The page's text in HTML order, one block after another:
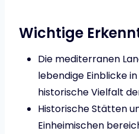
Wichtige
Die mediterranen
lebendige Einblicke
historische Vielfalt
Historische Stätten
Einheimischen